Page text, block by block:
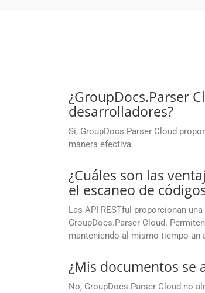
¿GroupDocs.Parser
desarrolladores?
Sí, GroupDocs.Parser Cloud
manera efectiva.
¿Cuáles son las
el escaneo de
Las API RESTful proporcionan
GroupDocs.Parser Cloud.
manteniendo al mismo tiempo un
¿Mis documentos se
No, GroupDocs.Parser Cloud no